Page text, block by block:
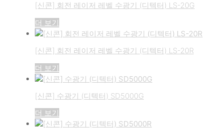
[신콘] 회전 레이저 레벨 수광기 (디텍터) LS-20G
더 보기
[신콘] 회전 레이저 레벨 수광기 (디텍터) LS-20R
더 보기
[신콘] 수광기 (디텍터) SD5000G
더 보기